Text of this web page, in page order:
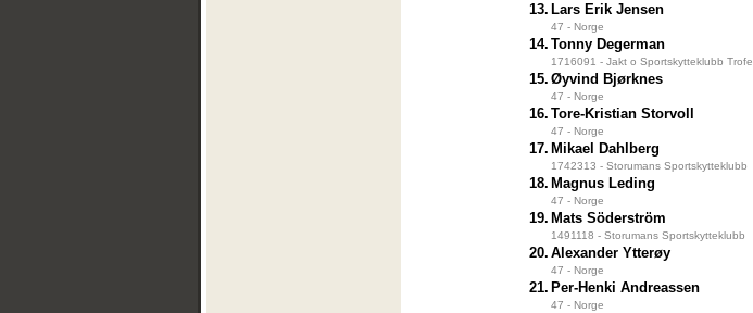
13. Lars Erik Jensen
47 - Norge
14. Tonny Degerman
1716091 - Jakt o Sportskytteklubb Trofe
15. Øyvind Bjørknes
47 - Norge
16. Tore-Kristian Storvoll
47 - Norge
17. Mikael Dahlberg
1742313 - Storumans Sportskytteklubb
18. Magnus Leding
47 - Norge
19. Mats Söderström
1491118 - Storumans Sportskytteklubb
20. Alexander Ytterøy
47 - Norge
21. Per-Henki Andreassen
47 - Norge